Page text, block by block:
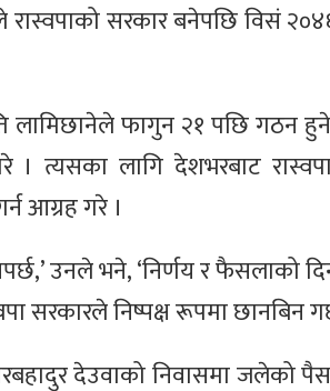
रास्वपाको सरकार बनेपछि विसं
लामिछानेले फागुन २१ पछि गठन
त्यसका लागि देशभरबाट
आग्रह गरे ।
उनले भने, ‘निर्णय र फैसलाको
सरकारले निष्पक्ष रूपमा छानबिन
देउवाको निवासमा जलेको